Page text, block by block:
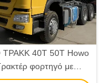
ΤΡΑΚΚ 40T 50T Howo
φορτηγό με
κινητήρα 300-400L